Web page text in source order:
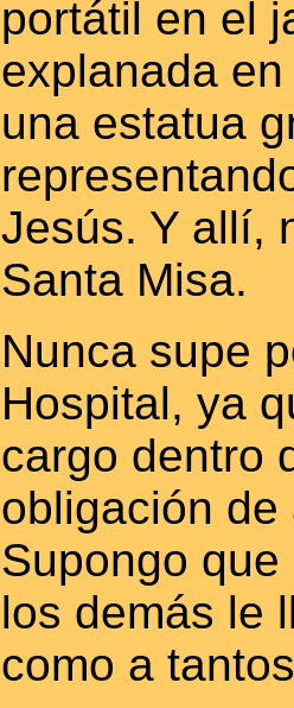
portátil en el
explanada
una estatua
Jesús. Y allí,
Santa Misa.
Nunca supe
Hospital, ya
cargo dentro
obligación de
Supongo
los demás le
como a